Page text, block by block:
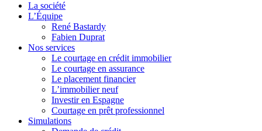
La société
L’Équipe
René Bastardy
Fabien Duprat
Nos services
Le courtage en crédit immobilier
Le courtage en assurance
Le placement financier
L’immobilier neuf
Investir en Espagne
Courtage en prêt professionnel
Simulations